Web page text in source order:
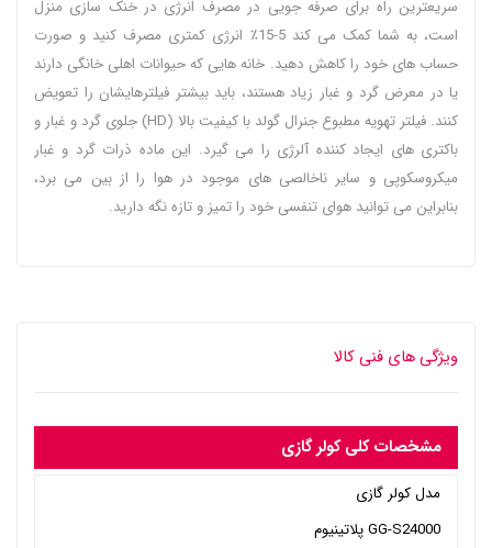
سریعترین راه برای صرفه جویی در مصرف انرژی در خنک سازی منزل
است، به شما کمک می کند 5-15٪ انرژی کمتری مصرف کنید و صورت
حساب های خود را کاهش دهید. خانه هایی که حیوانات اهلی خانگی دارند
یا در معرض گرد و غبار زیاد هستند، باید بیشتر فیلترهایشان را تعویض
کنند. فیلتر تهویه مطبوع جنرال گولد با کیفیت بالا (HD) جلوی گرد و غبار و
باکتری های ایجاد کننده آلرژی را می گیرد. این ماده ذرات گرد و غبار
میکروسکوپی و سایر ناخالصی های موجود در هوا را از بین می برد،
بنابراین می توانید هوای تنفسی خود را تمیز و تازه نگه دارید.
ویژگی های فنی کالا
مشخصات کلی کولر گازی
مدل کولر گازی
GG-S24000 پلاتینیوم